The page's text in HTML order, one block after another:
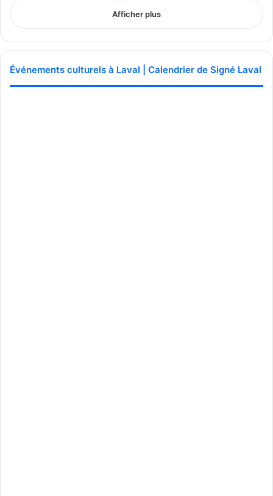
Afficher plus
Événements culturels à Laval | Calendrier de Signé Laval